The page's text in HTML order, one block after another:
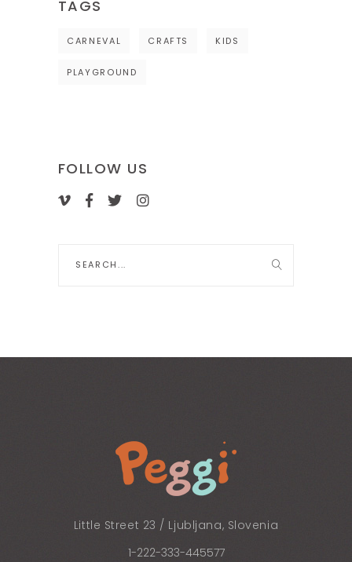
TAGS
CARNEVAL CRAFTS KIDS
PLAYGROUND
FOLLOW US
Little Street 23 / Ljubljana, Slovenia
1-222-333-445577